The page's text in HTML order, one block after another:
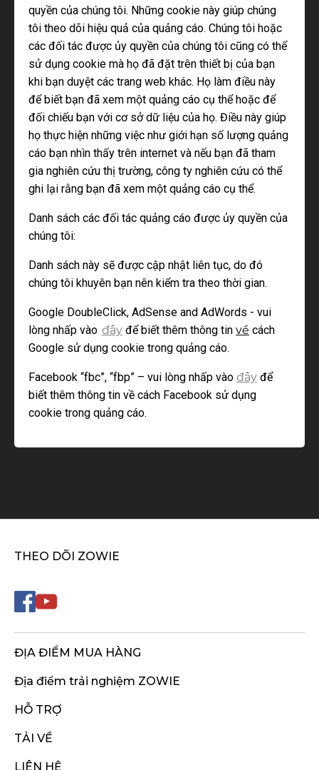
quyền của chúng tôi. Những cookie này giúp chúng
tôi theo dõi hiệu quả của quảng cáo. Chúng tôi hoặc
các đối tác được ủy quyền của chúng tôi cũng có thể
sử dụng cookie mà họ đã đặt trên thiết bị của bạn
khi bạn duyệt các trang web khác. Họ làm điều này
để biết bạn đã xem một quảng cáo cụ thể hoặc để
đối chiếu bạn với cơ sở dữ liệu của họ. Điều này giúp
họ thực hiện những việc như giới hạn số lượng quảng
cáo bạn nhìn thấy trên internet và nếu bạn đã tham
gia nghiên cứu thị trường, công ty nghiên cứu có thể
ghi lại rằng bạn đã xem một quảng cáo cụ thể.
Danh sách các đối tác quảng cáo được ủy quyền của
chúng tôi:
Danh sách này sẽ được cập nhật liên tục, do đó
chúng tôi khuyên bạn nên kiểm tra theo thời gian.
Google DoubleClick, AdSense and AdWords - vui
lòng nhấp vào đây để biết thêm thông tin về cách
Google sử dụng cookie trong quảng cáo.
Facebook “fbc”, “fbp” – vui lòng nhấp vào đây để
biết thêm thông tin về cách Facebook sử dụng
cookie trong quảng cáo.
THEO DÕI ZOWIE
ĐỊA ĐIỂM MUA HÀNG
Địa điểm trải nghiệm ZOWIE
HỖ TRỢ
TẢI VỀ
LIÊN HỆ